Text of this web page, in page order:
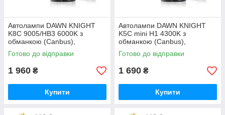
Автолампи DAWN KNIGHT
K8C 9005/HB3 6000K з
обманкою (Canbus),
комплект 2 шт
Готово до відправки
1 960 ₴
Купити
Автолампи DAWN KNIGHT
K5C mini H1 4300K з
обманкою (Canbus),
комплект 2 шт
Готово до відправки
1 690 ₴
Купити